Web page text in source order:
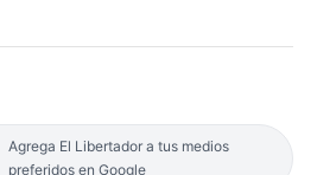
Agrega El Libertador a tus medios
preferidos en Google